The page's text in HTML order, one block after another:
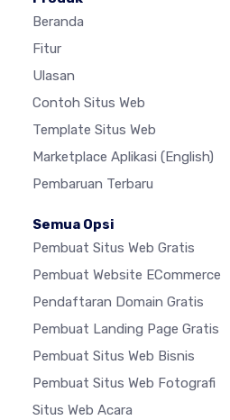
Beranda
Fitur
Ulasan
Contoh Situs Web
Template Situs Web
Marketplace Aplikasi (English)
Pembaruan Terbaru
Semua Opsi
Pembuat Situs Web Gratis
Pembuat Website ECommerce
Pendaftaran Domain Gratis
Pembuat Landing Page Gratis
Pembuat Situs Web Bisnis
Pembuat Situs Web Fotografi
Situs Web Acara